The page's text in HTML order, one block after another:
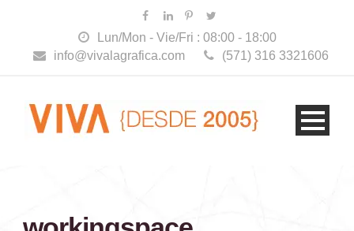
Lun/Mon - Vie/Fri : 08:00 - 18:00
info@vivalagrafica.com
(571) 316 3321606